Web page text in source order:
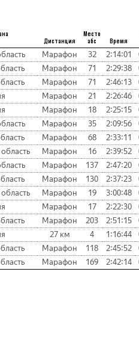
Дистанция
Место
абс
Время
Марафон 32 2:14:01
Марафон 71 2:29:38
Марафон 71 2:46:13
Марафон 21 2:26:46
Марафон 18 2:25:15
Марафон 35 2:09:56
Марафон 68 2:33:11
Марафон 16 2:39:52
Марафон 137 2:47:20
Марафон 130 2:37:23
Марафон 19 3:00:48
Марафон 17 2:22:30
Марафон 203 2:51:15
27 км 4 1:16:44
Марафон 118 2:45:52
Марафон 169 2:42:14